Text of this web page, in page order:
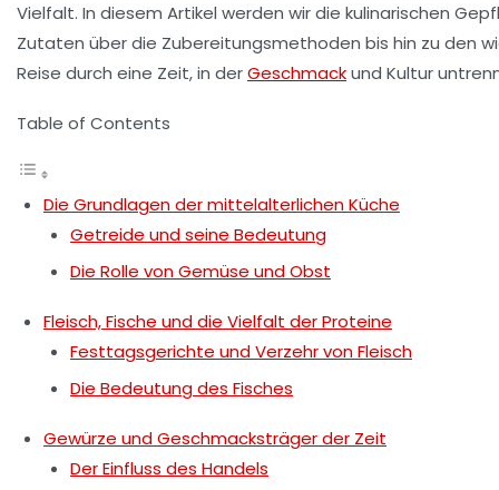
Vielfalt. In diesem Artikel werden wir die kulinarischen
Zutaten über die Zubereitungsmethoden bis hin zu den
Reise durch eine Zeit, in derGeschmackund Kultur
Table of Contents
Die Grundlagen der mittelalterlichen Küche
Getreide und seine Bedeutung
Die Rolle von Gemüse und Obst
Fleisch, Fische und die Vielfalt der Proteine
Festtagsgerichte und Verzehr von Fleisch
Die Bedeutung des Fisches
Gewürze und Geschmacksträger der Zeit
Der Einfluss des Handels